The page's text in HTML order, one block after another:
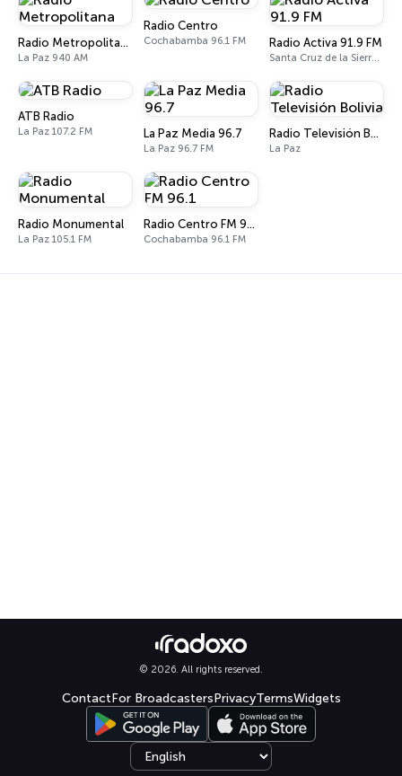
Radio Metropolitana
La Paz 940 AM
Radio Centro
Cochabamba 96.1 FM Radio Activa 91.9 FM
Santa Cruz de la Sierra 91.9 FM
ATB Radio
La Paz 107.2 FM La Paz Media 96.7
La Paz 96.7 FM
Radio Televisión Bolivia
La Paz
Radio Monumental
La Paz 105.1 FM
Radio Centro FM 96.1
Cochabamba 96.1 FM
© 2026. All rights reserved.
ContactFor BroadcastersPrivacyTermsWidgets
Select language